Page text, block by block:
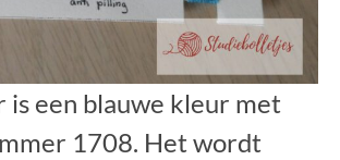
is een blauwe kleur met
1708. Het wordt